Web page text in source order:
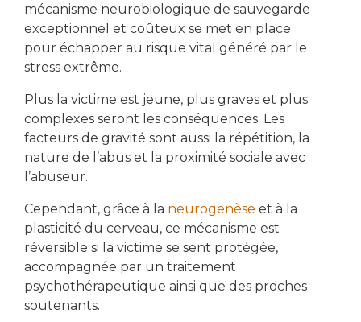
mécanisme neurobiologique de sauvegarde
exceptionnel et coûteux se met en place
pour échapper au risque vital généré par le
stress extrême.
Plus la victime est jeune, plus graves et plus
complexes seront les conséquences. Les
facteurs de gravité sont aussi la répétition, la
nature de l’abus et la proximité sociale avec
l’abuseur.
Cependant, grâce à la neurogenèse et à la
plasticité du cerveau, ce mécanisme est
réversible si la victime se sent protégée,
accompagnée par un traitement
psychothérapeutique ainsi que des proches
soutenants.